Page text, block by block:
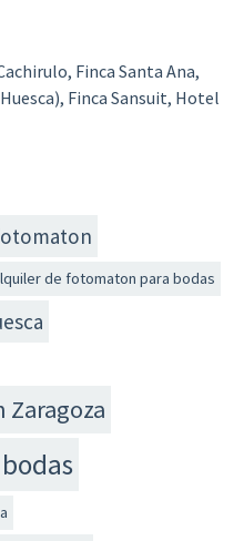
Finca Santa Ana,
Finca Sansuit, Hotel
de fotomaton para bodas